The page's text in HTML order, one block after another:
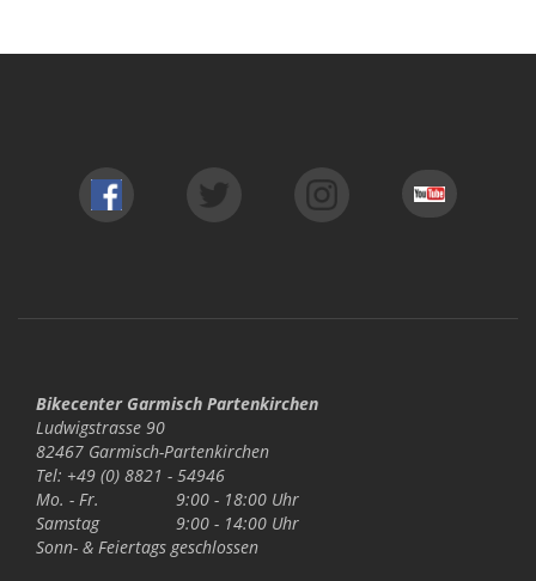
Bikecenter Garmisch Partenkirchen
Ludwigstrasse 90
82467 Garmisch-Partenkirchen
Tel: +49 (0) 8821 - 54946
Mo. - Fr.
9:00 - 18:00 Uhr
Samstag
9:00 - 14:00 Uhr
Sonn- & Feiertags geschlossen